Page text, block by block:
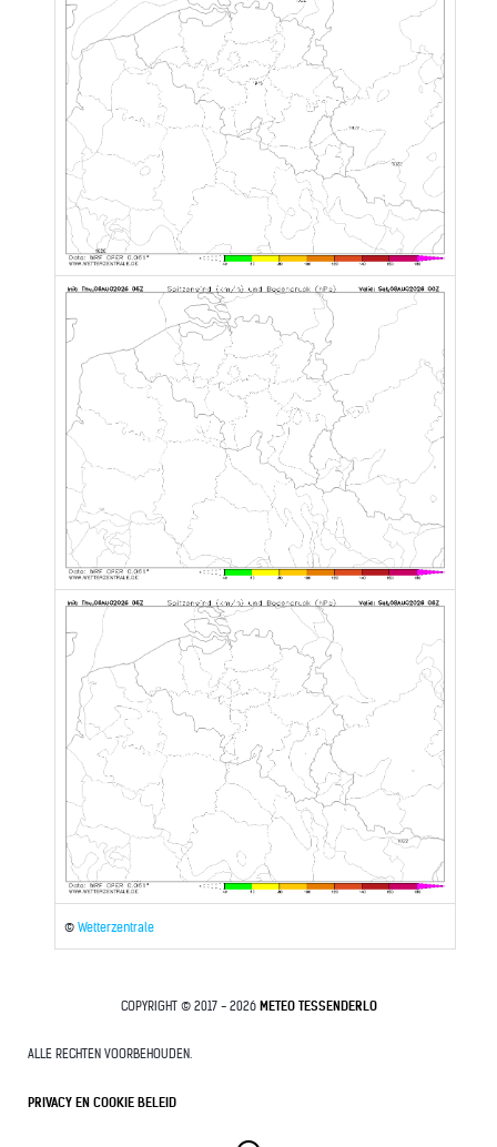
© Wetterzentrale
COPYRIGHT © 2017 - 2026 METEO TESSENDERLO
ALLE RECHTEN VOORBEHOUDEN.
PRIVACY EN COOKIE BELEID